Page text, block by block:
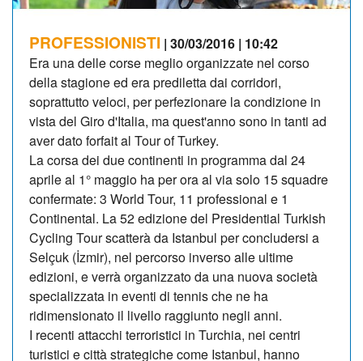
PROFESSIONISTI | 30/03/2016 | 10:42
Era una delle corse meglio organizzate nel corso
della stagione ed era prediletta dai corridori,
soprattutto veloci, per perfezionare la condizione in
vista del Giro d'Italia, ma quest'anno sono in tanti ad
aver dato forfait al Tour of Turkey.
La corsa dei due continenti in programma dal 24
aprile al 1° maggio ha per ora al via solo 15 squadre
confermate: 3 World Tour, 11 professional e 1
Continental. La 52 edizione del Presidential Turkish
Cycling Tour scatterà da Istanbul per concludersi a
Selçuk (İzmir), nel percorso inverso alle ultime
edizioni, e verrà organizzato da una nuova società
specializzata in eventi di tennis che ne ha
ridimensionato il livello raggiunto negli anni.
I recenti attacchi terroristici in Turchia, nei centri
turistici e città strategiche come Istanbul, hanno